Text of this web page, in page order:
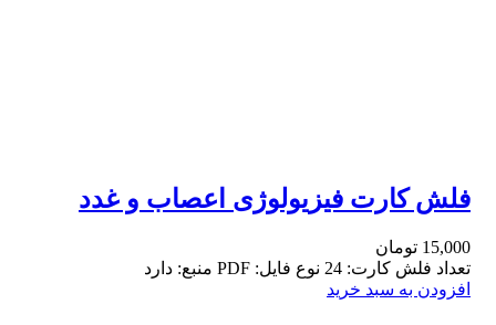
فلش کارت فیزیولوژی اعصاب و غدد
15,000 تومان
تعداد فلش کارت: 24 نوع فایل: PDF منبع: دارد
افزودن به سبد خرید